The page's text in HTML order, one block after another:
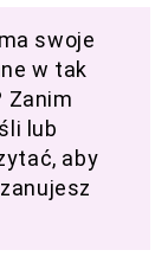
swoje
w tak
Zanim
lub
aby